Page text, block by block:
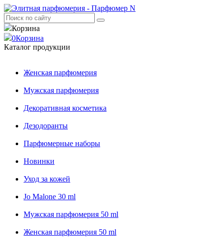
Корзина
0Корзина
Каталог продукции
Женская парфюмерия
Мужская парфюмерия
Декоративная косметика
Дезодоранты
Парфюмерные наборы
Новинки
Уход за кожей
Jo Malone 30 ml
Мужская парфюмерия 50 ml
Женская парфюмерия 50 ml